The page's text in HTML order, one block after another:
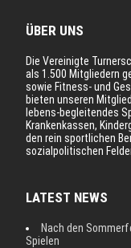
ÜBER UNS
Die Vereinigte
als 1.500 Mitgliedern
sowie Fitness- und
bieten unseren
lebens-begleitendes
Krankenkassen,
den rein sportlichen
sozialpolitischen
LATEST NEWS
Nach den
Spielen